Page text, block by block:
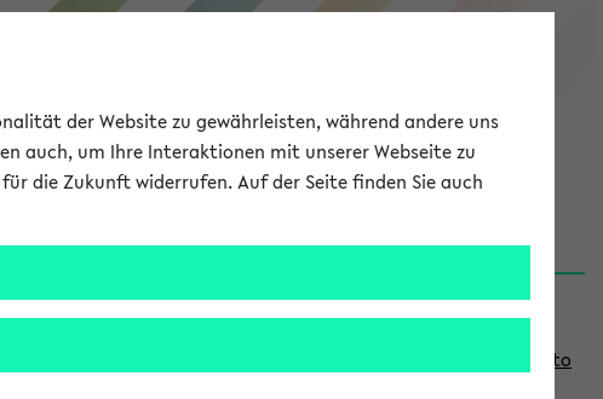
eKVV
S
d
Links
Use the combination search to
der Website zu gewährleisten, während andere uns
auch, um Ihre Interaktionen mit unserer Webseite zu
die Zukunft widerrufen. Auf der Seite finden Sie auch